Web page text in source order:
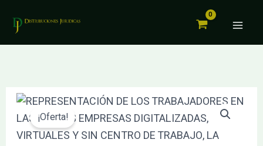
contenido
¡Oferta!
El
precio
original
El
precio
actual
REPRESENTACIÓN
DE
LOS
TRABAJADORES
EN
EMPRESAS
DIGITALIZADAS,
VIRTUALES